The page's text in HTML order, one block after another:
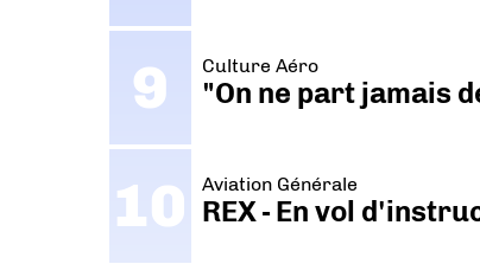
Culture Aéro
"On ne part jamais
Aviation Générale
REX - En vol